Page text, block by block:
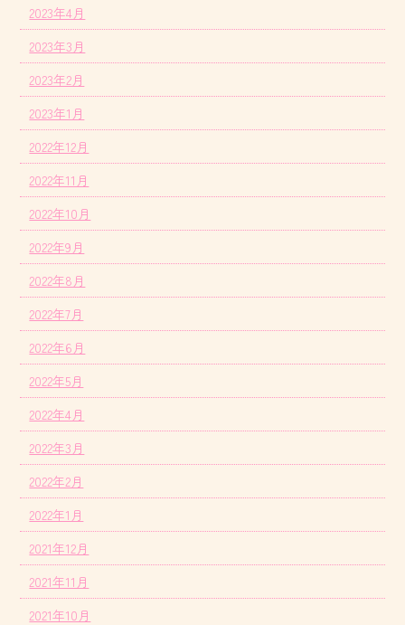
2023年4月
2023年3月
2023年2月
2023年1月
2022年12月
2022年11月
2022年10月
2022年9月
2022年8月
2022年7月
2022年6月
2022年5月
2022年4月
2022年3月
2022年2月
2022年1月
2021年12月
2021年11月
2021年10月